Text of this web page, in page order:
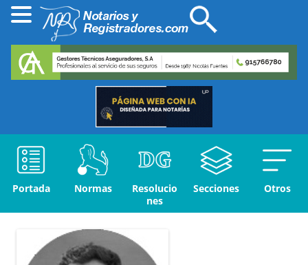
Portada Normas
Resolucio
nes
Secciones Otros